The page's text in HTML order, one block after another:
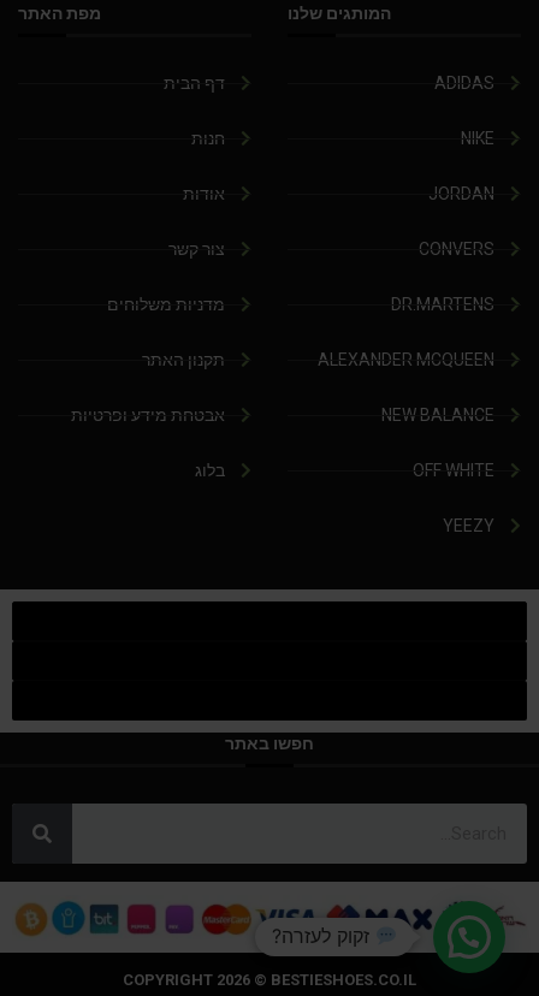
המותגים שלנו
ADIDAS
NIKE
JORDAN
CONVERS
DR.MARTENS
ALEXANDER MCQUEEN
NEW BALANCE
OFF WHITE
YEEZY
מפת האתר
דף הבית
חנות
אודות
צור קשר
מדניות משלוחים
תקנון האתר
אבטחת מידע ופרטיות
בלוג
חפשו באתר
COPYRIGHT 2026 © BESTIESHOES.CO.IL
זקוק לעזרה?